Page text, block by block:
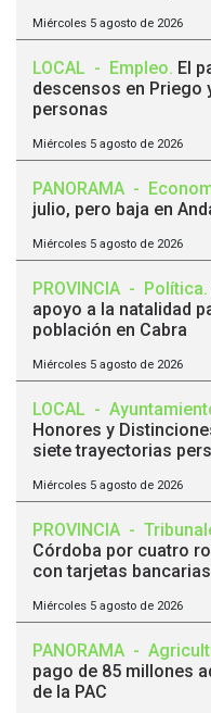
Miércoles 5 agosto de 2026
LOCAL - Empleo. El
descensos en Priego
personas
Miércoles 5 agosto de 2026
PANORAMA -
julio, pero baja en
Miércoles 5 agosto de 2026
PROVINCIA - Política.
apoyo a la natalidad
población en Cabra
Miércoles 5 agosto de 2026
LOCAL -
Honores y
siete trayectorias
Miércoles 5 agosto de 2026
PROVINCIA -
Córdoba por cuatro
con tarjetas bancarias
Miércoles 5 agosto de 2026
PANORAMA -
pago de 85 millones
de la PAC